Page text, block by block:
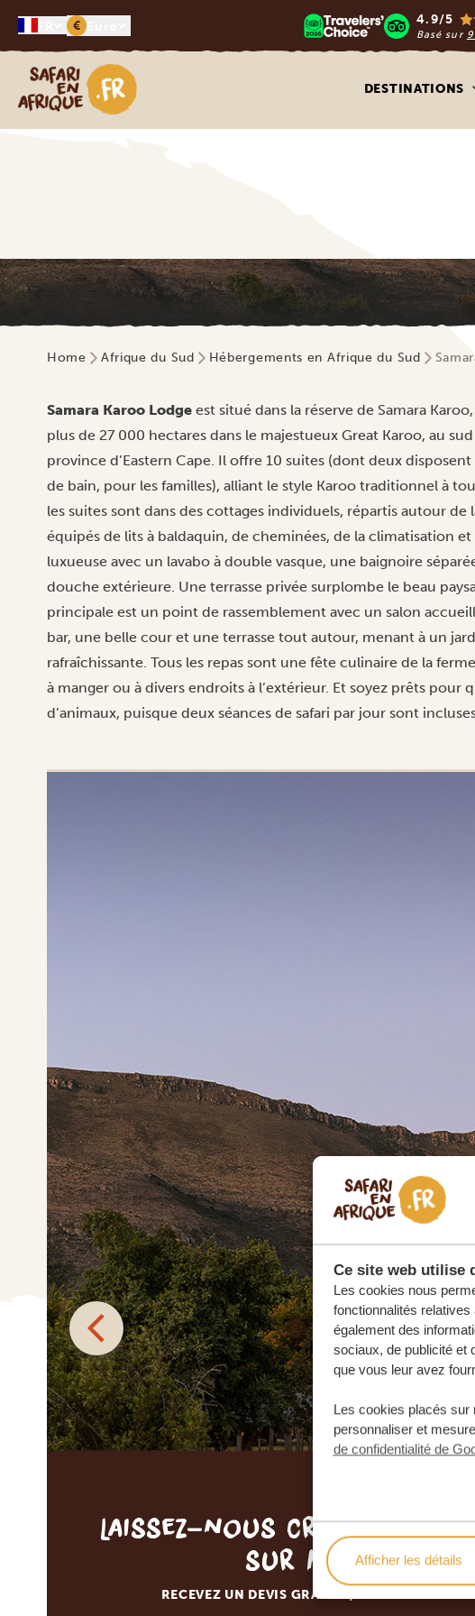
Ce site web utilise
Les cookies nous
fonctionnalités
également des
sociaux, de publicité et
que vous leur avez
Les cookies placés sur
personnaliser et
de confidentialité de
Afficher les détails
€ 4.9/5
Basé sur
Safari en Afrique
DESTINATIONS
Home Afrique du Sud Hébergements en Afrique du Sud
Samara Karoo Lodge est situé dans la réserve de Samara
plus de 27 000 hectares dans le majestueux Great Karoo, au
province d’Eastern Cape. Il offre 10 suites (dont deux
de bain, pour les familles), alliant le style Karoo traditionnel à
les suites sont dans des cottages individuels, répartis autour de
équipés de lits à baldaquin, de cheminées, de la climatisation
luxueuse avec un lavabo à double vasque, une baignoire
douche extérieure. Une terrasse privée surplombe le beau
principale est un point de rassemblement avec un salon
bar, une belle cour et une terrasse tout autour, menant à un
rafraîchissante. Tous les repas sont une fête culinaire de la ferme
à manger ou à divers endroits à l’extérieur. Et soyez prêts pour
d’animaux, puisque deux séances de safari par jour sont
Laissez-nous créer votre
sur mesure
RECEVEZ UN DEVIS GRATUIT, SANS